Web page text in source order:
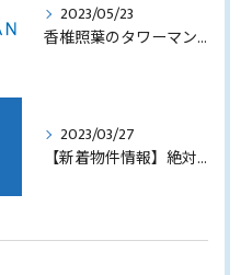
2023/05/23
香椎照葉のタワーマンション！高利回りオーナーチェンジ販売します！
2023/03/27
【新着物件情報】絶対に手に入れたい福岡市西中洲の収益テナントビル